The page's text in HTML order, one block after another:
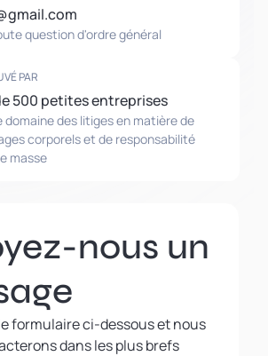
question d'ordre général
PAR
500 petites entreprises
domaine des litiges en matière de
corporels et de responsabilité
masse
nous un
formulaire ci-dessous et nous
dans les plus brefs